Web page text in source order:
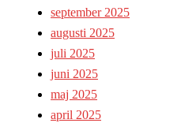
september 2025
augusti 2025
juli 2025
juni 2025
maj 2025
april 2025